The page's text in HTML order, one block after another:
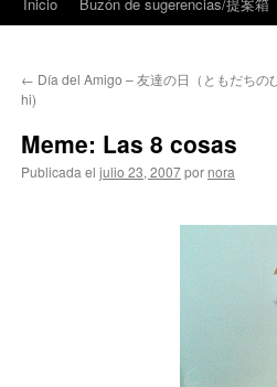
← Día del Amigo – 友達の日（ともだちの
hi)
Meme: Las 8 cosas
Publicada el julio 23, 2007por nora